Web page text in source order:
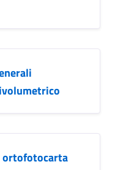
ortofotocarta